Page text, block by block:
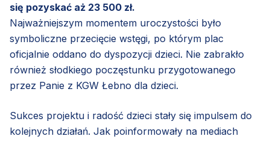
się pozyskać aż 23 500 zł.
Najważniejszym momentem uroczystości było
symboliczne przecięcie wstęgi, po którym plac
oficjalnie oddano do dyspozycji dzieci. Nie zabrakło
również słodkiego poczęstunku przygotowanego
przez Panie z KGW Łebno dla dzieci.
Sukces projektu i radość dzieci stały się impulsem do
kolejnych działań. Jak poinformowały na mediach